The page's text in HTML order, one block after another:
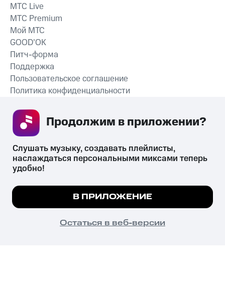
СКАЧАТЬ ПРИЛОЖЕНИЕ
MTС Live
MTС Premium
Мой МТС
GOOD’OK
Питч-форма
Поддержка
Пользовательское соглашение
Политика конфиденциальности
психотропных веществ, их аналогов причиняет вред здоровью,
их незаконный оборот запрещён и влечёт установленную
законодательством ответственность.
© 2026 ООО «КИОН».
Все права защищены
Мы используем куки, чтобы на сайте все
Подробнее
ПОНЯТНО
Слушать музыку, создавать плейлисты,
наслаждаться персональными миксами теперь
удобно!
В ПРИЛОЖЕНИЕ
Остаться в веб-версии